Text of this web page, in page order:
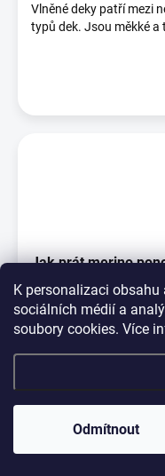
K personalizaci
sociálních médií a
soubory cookies. Více
Odmítnout
Vlněné deky patří mezi
typů dek. Jsou měkké a
Jak prát merino
Na rozdíl od jiných
znamená, že vlněné